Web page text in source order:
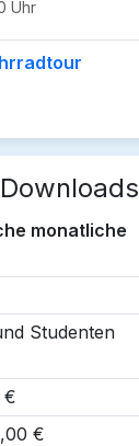
Uhr
monatliche
Studenten
€
€